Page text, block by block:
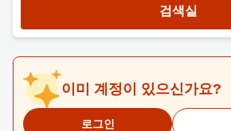
검색실
이미 계정이 있으신가요?
로그인